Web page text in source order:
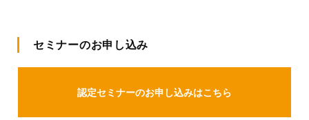
セミナーのお申し込み
認定セミナーのお申し込みはこちら